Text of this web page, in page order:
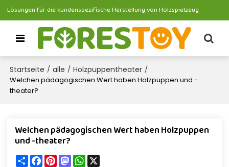
Lösungen für die kundenspezifische Herstellung von Holzspielzeug
Startseite / alle / Holzpuppentheater /
Welchen pädagogischen Wert haben Holzpuppen und -
theater?
Welchen pädagogischen Wert haben Holzpuppen
und -theater?
ShareFacebook
PinterestMastodonWhatsApp
X